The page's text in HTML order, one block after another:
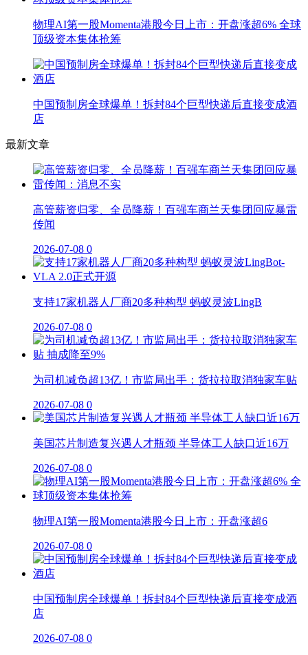
物理AI第一股Momenta港股今日上市：开盘涨超6% 全球
顶级资本集体抢筹
中国预制房全球爆单！拆封84个巨型快递后直接变成酒
店
最新文章
高管薪资归零、全员降薪！百强车商兰天集团回应暴雷
传闻
2026-07-08 0
支持17家机器人厂商20多种构型 蚂蚁灵波LingB
2026-07-08 0
为司机减负超13亿！市监局出手：货拉拉取消独家车贴
2026-07-08 0
美国芯片制造复兴遇人才瓶颈 半导体工人缺口近16万
2026-07-08 0
物理AI第一股Momenta港股今日上市：开盘涨超6
2026-07-08 0
中国预制房全球爆单！拆封84个巨型快递后直接变成酒
店
2026-07-08 0